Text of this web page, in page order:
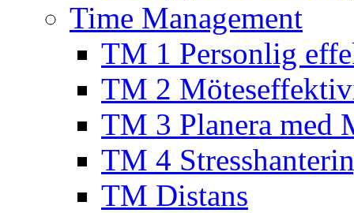
Time Management
TM 1 Personlig
TM 2
TM 3 Planera med
TM 4
TM Distans